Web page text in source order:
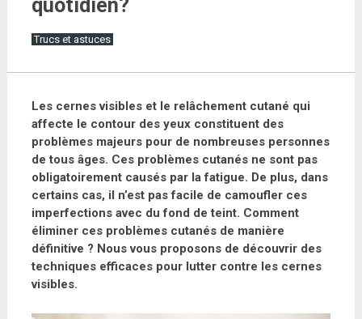
quotidien?
Trucs et astuces
Les cernes visibles et le relâchement cutané qui
affecte le contour des yeux constituent des
problèmes majeurs pour de nombreuses personnes
de tous âges. Ces problèmes cutanés ne sont pas
obligatoirement causés par la fatigue. De plus, dans
certains cas, il n’est pas facile de camoufler ces
imperfections avec du fond de teint. Comment
éliminer ces problèmes cutanés de manière
définitive ? Nous vous proposons de découvrir des
techniques efficaces pour lutter contre les cernes
visibles.